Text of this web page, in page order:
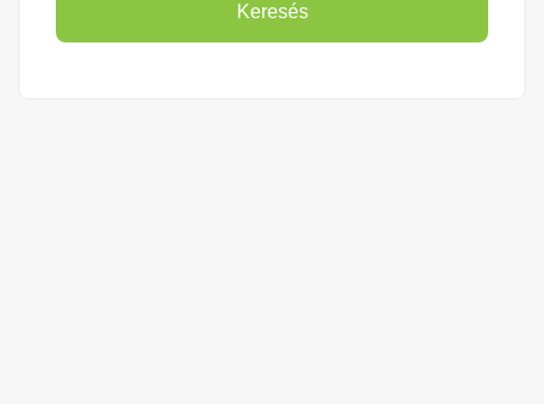
Keresés